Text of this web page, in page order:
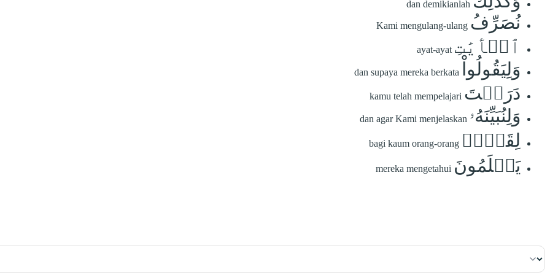
dan demikianlah
نُصَرِّفُ Kami mengulang-ulang
ٱلۡأٓيَٰتِ ayat-ayat
وَلِيَقُولُواْ dan supaya mereka berkata
دَرَسۡتَ kamu telah mempelajari
وَلِنُبَيِّنَهُۥ dan agar Kami menjelaskan
لِقَوۡمٖ bagi kaum orang-orang
يَعۡلَمُونَ mereka mengetahui